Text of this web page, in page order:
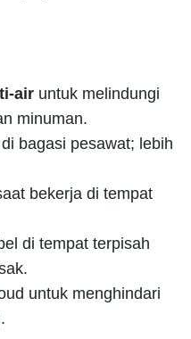
air untuk melindungi
minuman.
bagasi pesawat; lebih
bekerja di tempat
di tempat terpisah
untuk menghindari